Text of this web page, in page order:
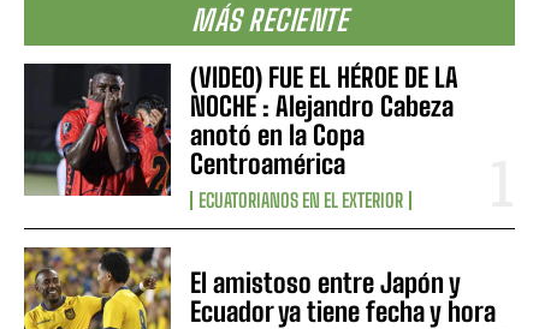
MÁS RECIENTE
(VIDEO) FUE EL HÉROE DE LA
NOCHE : Alejandro Cabeza
anotó en la Copa
Centroamérica
ECUATORIANOS EN EL EXTERIOR
El amistoso entre Japón y
Ecuador ya tiene fecha y hora